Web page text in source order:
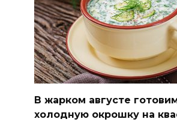
В жарком августе
холодную окрошку на